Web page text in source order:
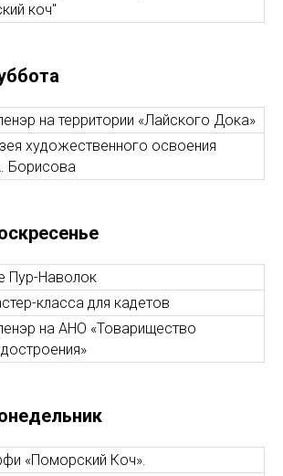
коч"
на территории «Лайского Дока»
художественного освоения
Борисова
Пур-Наволок
класса для кадетов
на АНО «Товарищество
«Поморский Коч».